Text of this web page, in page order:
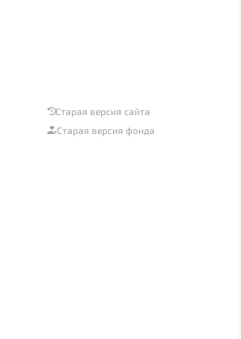
Старая версия сайта
Старая версия фонда